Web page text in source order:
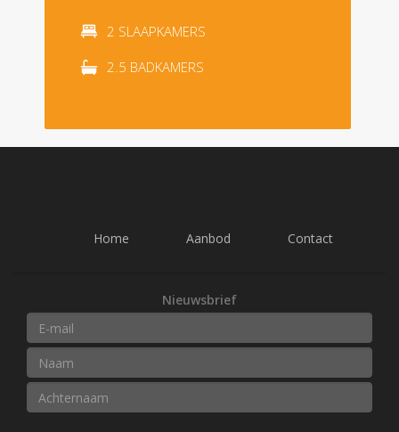
2 SLAAPKAMERS
2.5 BADKAMERS
Home Aanbod Contact
Nieuwsbrief